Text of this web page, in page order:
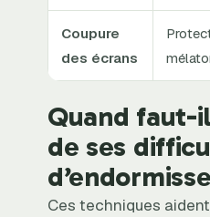
Coupure
des écrans
Quand faut-
de ses
Ces techniques